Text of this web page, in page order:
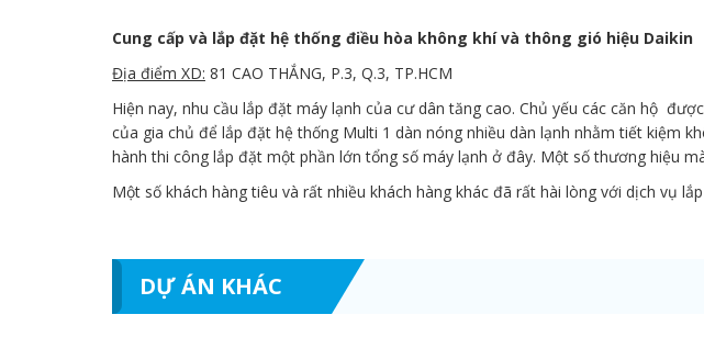
Cung cấp và lắp đặt hệ thống điều hòa không khí và thông gió hiệu Daikin
Địa điểm XD: 81 CAO THẮNG, P.3, Q.3, TP.HCM
Hiện nay, nhu cầu lắp đặt máy lạnh của cư dân tăng cao. Chủ yếu các căn hộ
của gia chủ để lắp đặt hệ thống Multi 1 dàn nóng nhiều dàn lạnh nhằm tiết kiệm
hành thi công lắp đặt một phần lớn tổng số máy lạnh ở đây. Một số thương hiệu
Một số khách hàng tiêu và rất nhiều khách hàng khác đã rất hài lòng với dịch vụ
DỰ ÁN KHÁC